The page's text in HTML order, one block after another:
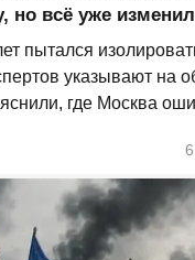
но всё уже
пытался
указывают на
где Москва